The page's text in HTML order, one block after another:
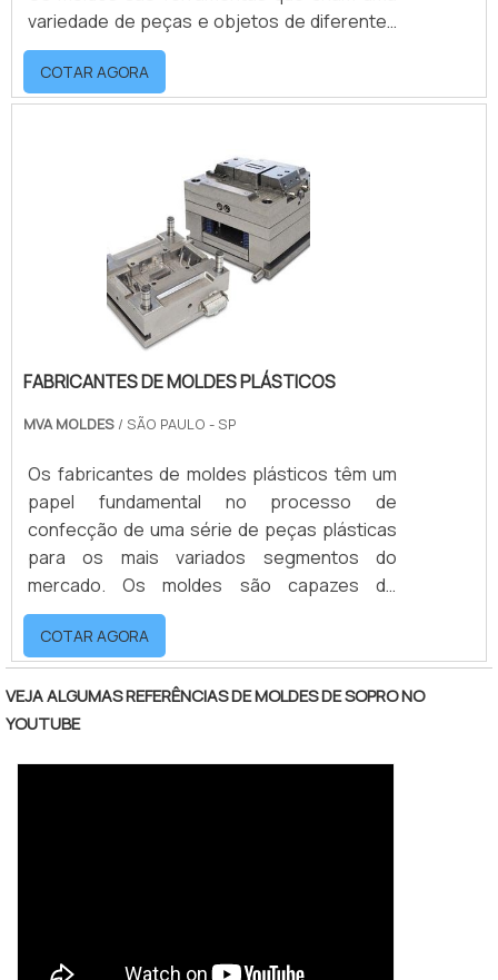
variedade de peças e objetos de diferentes
materiais para serem utilizados também em
diferentes segmentos, como o
automobilístico por exemplo.Em um mercado
detalhe pode fazer com que sua empresa se
destaque, alcançando mais produções e
lucros. Por este motivo, é importante contar
com fornecedores de .
COTAR AGORA
FABRICANTES DE MOLDES PLÁSTICOS
MVA MOLDES / SÃO PAULO - SP
Os fabricantes de moldes plásticos têm um
papel fundamental no processo de
confecção de uma série de peças plásticas
para os mais variados segmentos do
mercado. Os moldes são capazes de
produzir peças em larga escala, a fim de
garantir o mesmo produto repetidas vezes. o
produto oferece diversas vantagensO molde
de injeção plástica é produzido com o auxílio
de máquinas especialmente desenvolvidas
COTAR AGORA
VEJA ALGUMAS REFERÊNCIAS DE MOLDES DE SOPRO NO
YOUTUBE